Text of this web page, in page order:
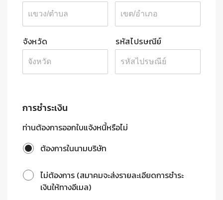
จังหวัด รหัสไปรษณีย์
การชำระเงิน
ท่านต้องการออกใบแจ้งหนี้หรือไม่
ต้องการในนามบริษัท
ไม่ต้องการ (สมาคมจะส่งรายละเอียดการชำระ
เงินให้ทางอีเมล)